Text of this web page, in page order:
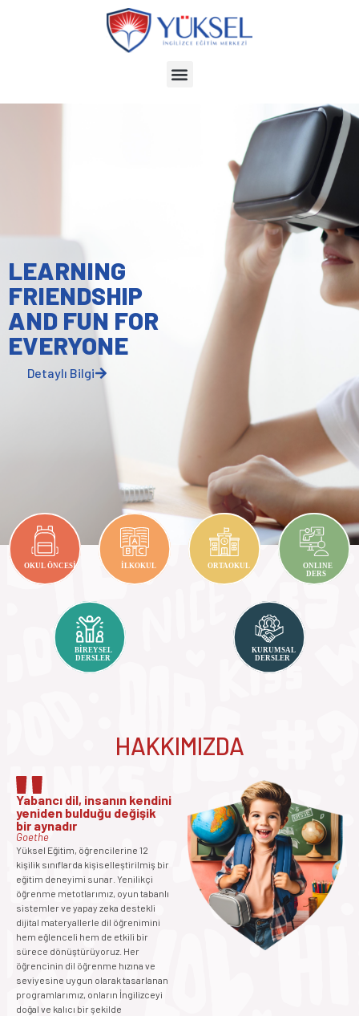
LEARNING
FRIENDSHIP
AND FUN FOR
EVERYONE
Detaylı Bilgi
HAKKIMIZDA
Yabancı dil, insanın kendini
yeniden bulduğu değişik
bir aynadır
Goethe
Yüksel Eğitim, öğrencilerine 12
kişilik sınıflarda kişiselleştirilmiş bir
eğitim deneyimi sunar. Yenilikçi
öğrenme metotlarımız, oyun tabanlı
sistemler ve yapay zeka destekli
dijital materyallerle dil öğrenimini
hem eğlenceli hem de etkili bir
sürece dönüştürüyoruz. Her
öğrencinin dil öğrenme hızına ve
seviyesine uygun olarak tasarlanan
programlarımız, onların İngilizceyi
doğal ve kalıcı bir şekilde